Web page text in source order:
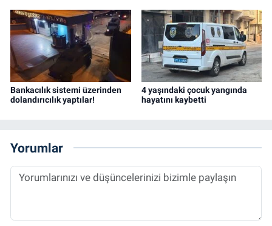
Bankacılık sistemi üzerinden
dolandırıcılık yaptılar!
4 yaşındaki çocuk yangında
hayatını kaybetti
Yorumlar